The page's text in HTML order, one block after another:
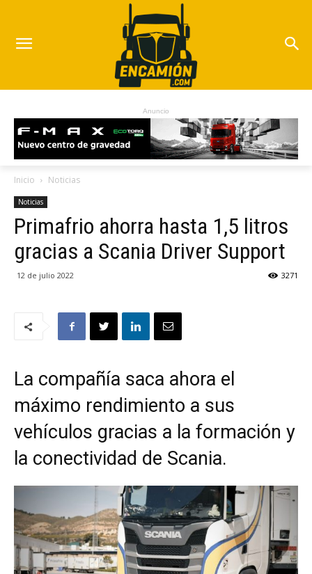
Anuncio
Inicio Noticias
Noticias
Primafrio ahorra hasta 1,5 litros
gracias a Scania Driver Support
12 de julio 2022 3271
La compañía saca ahora el
máximo rendimiento a sus
vehículos gracias a la formación y
la conectividad de Scania.